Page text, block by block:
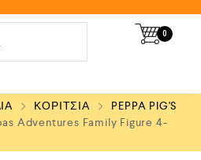
0
ΚΟΡΙΤΣΙΑ
PEPPA PIG'S
Adventures Family Figure 4-